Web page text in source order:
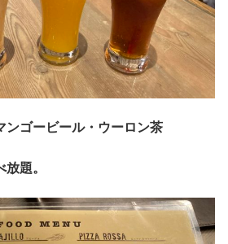
ンゴービール・ウーロン茶
題。